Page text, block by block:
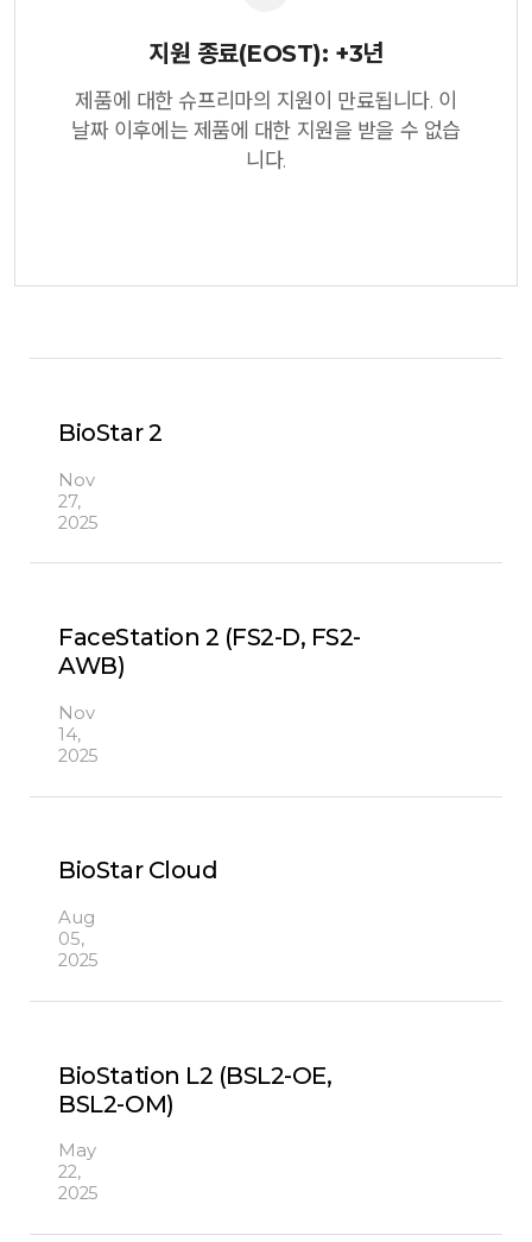
지원 종료(EOST): +3년
제품에 대한 슈프리마의 지원이 만료됩니다. 이
날짜 이후에는 제품에 대한 지원을 받을 수 없습
니다.
BioStar 2
Nov
27,
2025
FaceStation 2 (FS2-D, FS2-
AWB)
Nov
14,
2025
BioStar Cloud
Aug
05,
2025
BioStation L2 (BSL2-OE,
BSL2-OM)
May
22,
2025